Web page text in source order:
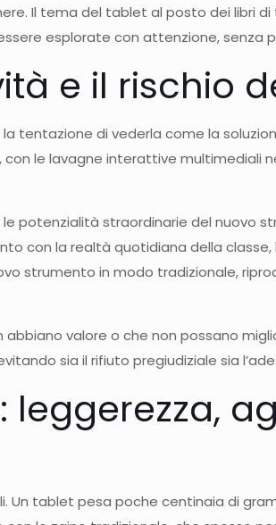
Il tema del tablet al posto dei libri
esplorate con attenzione, senza
e il rischio
tentazione di vederla come la
le lavagne interattive multimediali
potenzialità straordinarie del nuovo
con la realtà quotidiana della
strumento in modo tradizionale,
valore o che non possano
sia il rifiuto pregiudiziale sia
leggerezza,
Un tablet pesa poche centinaia di